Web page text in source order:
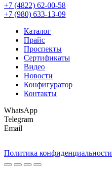
+7 (4822) 62-00-58
+7 (980) 633-13-09
Каталог
Прайс
Проспекты
Сертификаты
Видео
Новости
Конфигуратор
Контакты
WhatsApp
Telegram
Email
Политика конфиденциальности